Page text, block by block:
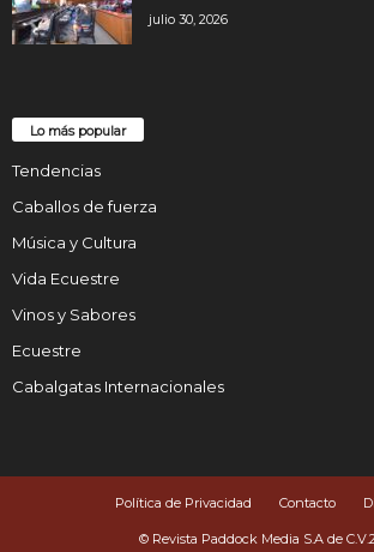
julio 30, 2026
Lo más popular
Tendencias
Caballos de fuerza
Música y Cultura
Vida Ecuestre
Vinos y Sabores
Ecuestre
Cabalgatas Internacionales
Política de Privacidad Contacto
© Revista Paddock Media S.A de